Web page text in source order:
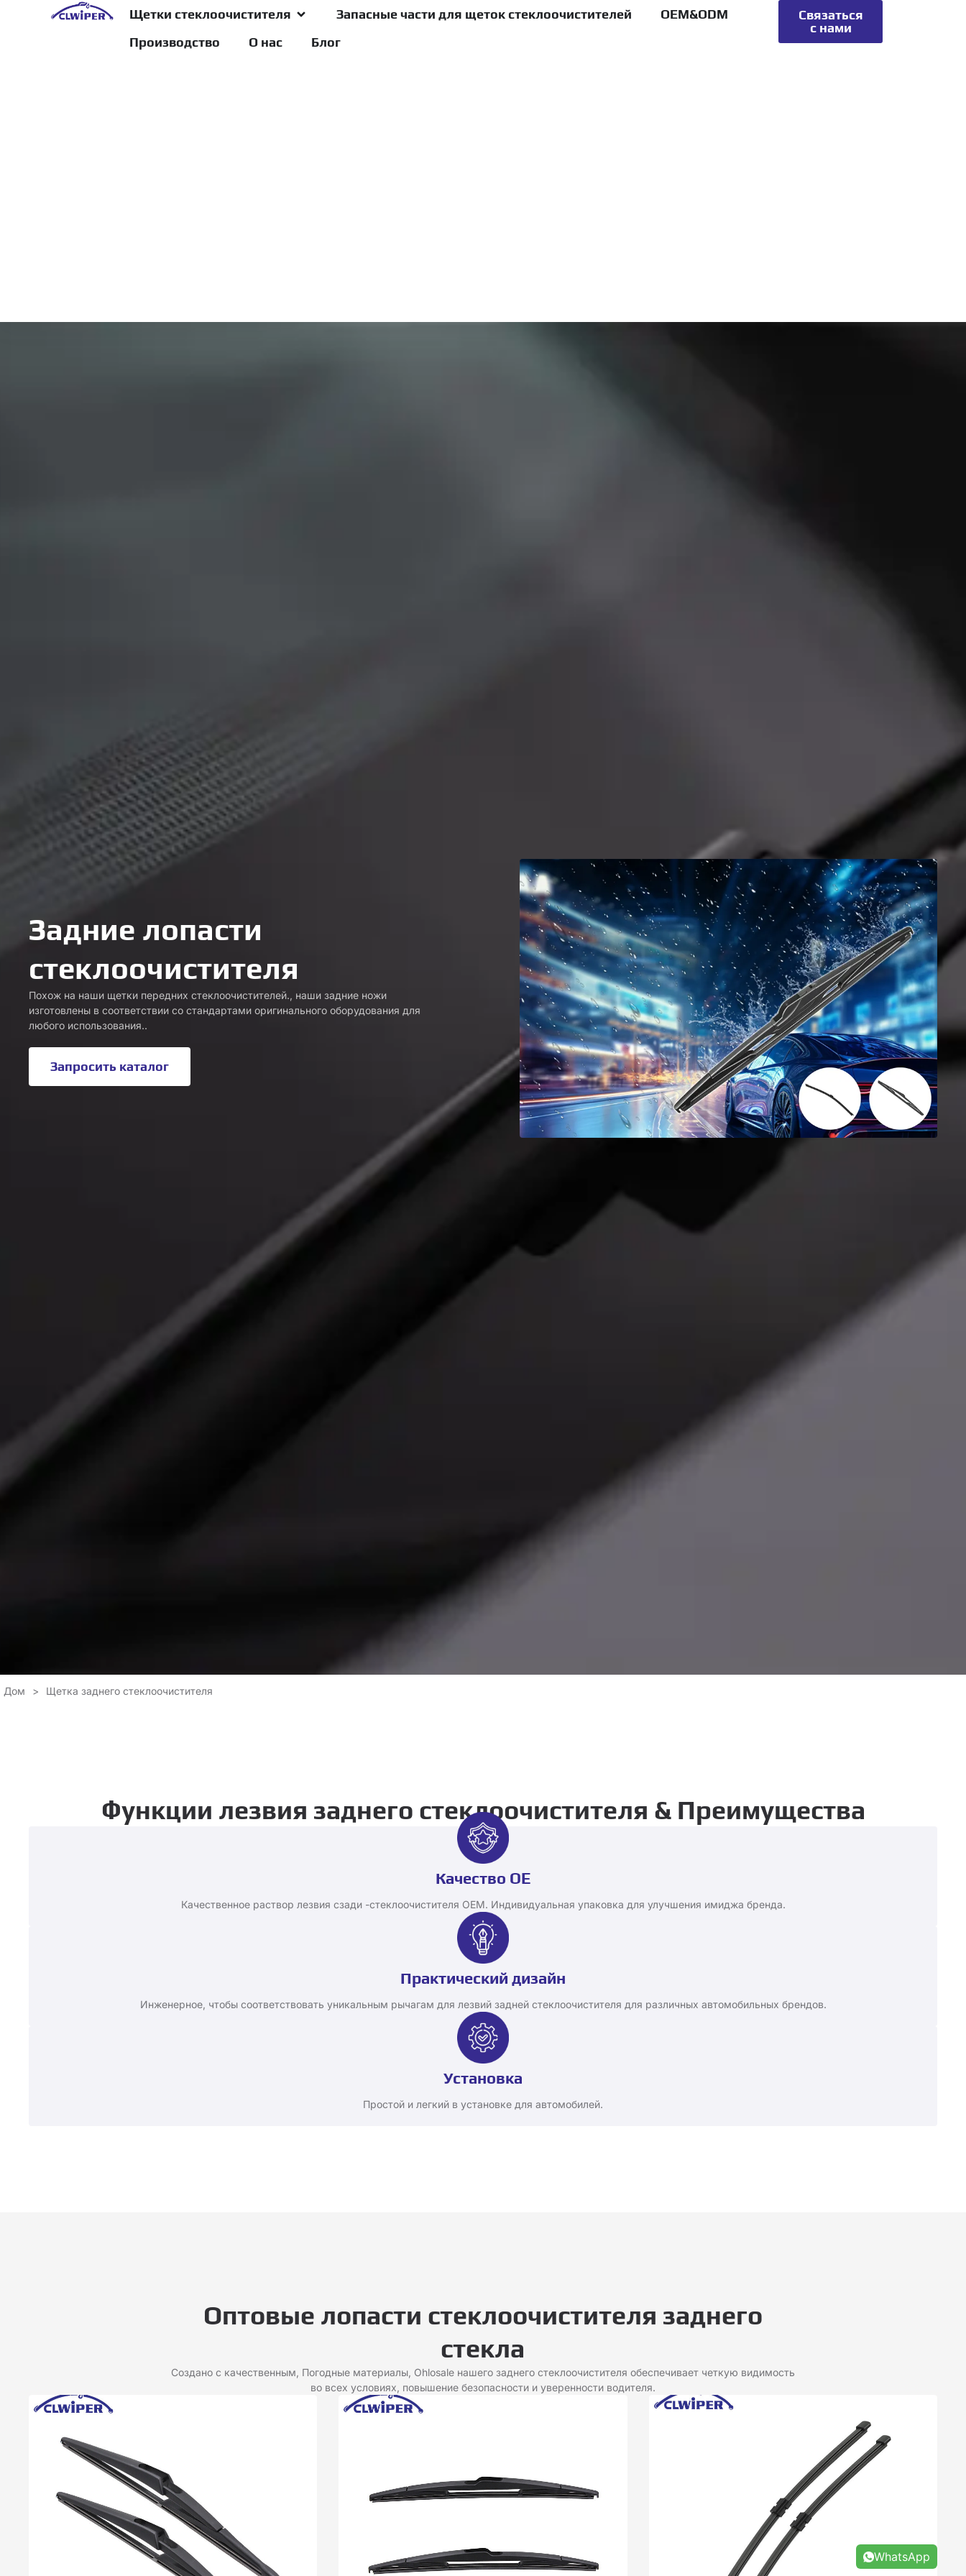
Щетки стеклоочистителя Запасные части для щеток стеклоочистителей
OEM&ODM
Производство
О нас Блог
Связаться
с нами
Задние лопасти
стеклоочистителя
Похож на наши щетки передних стеклоочистителей., наши задние ножи
изготовлены в соответствии со стандартами оригинального оборудования для
любого использования..
Запросить каталог
Дом > Щетка заднего стеклоочистителя
Функции лезвия заднего стеклоочистителя & Преимущества
Качество OE
Качественное раствор лезвия сзади -стеклоочистителя OEM. Индивидуальная упаковка для улучшения имиджа бренда.
Практический дизайн
Инженерное, чтобы соответствовать уникальным рычагам для лезвий задней стеклоочистителя для различных автомобильных брендов.
Установка
Простой и легкий в установке для автомобилей.
Оптовые лопасти стеклоочистителя заднего
стекла
Создано с качественным, Погодные материалы, Ohlosale нашего заднего стеклоочистителя обеспечивает четкую видимость
во всех условиях, повышение безопасности и уверенности водителя.
WhatsApp